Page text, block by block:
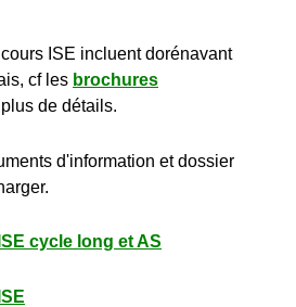
ISE incluent dorénavant
cf les brochures
de détails.
d'information et dossier
cycle long et AS